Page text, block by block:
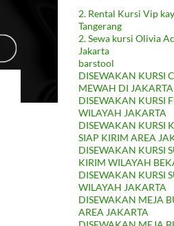
2. Rental Kursi Vip
Tangerang
2. Sewa kursi Olivia
Jakarta
barstool
DISEWAKAN KURSI
MEWAH DI JAKARTA
DISEWAKAN KURSI
WILAYAH JAKARTA
DISEWAKAN KURSI
SIAP KIRIM AREA
DISEWAKAN KURSI
KIRIM WILAYAH
DISEWAKAN KURSI
WILAYAH JAKARTA
DISEWAKAN MEJA
AREA JAKARTA